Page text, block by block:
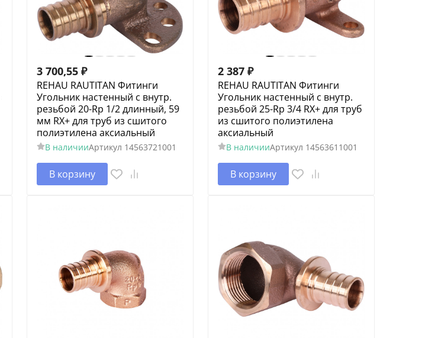
3 700,55 ₽
REHAU RAUTITAN Фитинги
Угольник настенный с внутр.
резьбой 20-Rp 1/2 длинный, 59
мм RX+ для труб из сшитого
полиэтилена аксиальный
В наличииАртикул 14563721001
В корзину
2 387 ₽
REHAU RAUTITAN Фитинги
Угольник настенный с внутр.
резьбой 25-Rp 3/4 RX+ для труб
из сшитого полиэтилена
аксиальный
В наличииАртикул 14563611001
В корзину